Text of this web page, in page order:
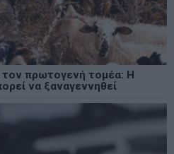
τον πρωτογενή τομέα: Η
να ξαναγεννηθεί